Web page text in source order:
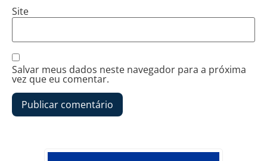
Site
Salvar meus dados neste navegador para a próxima
vez que eu comentar.